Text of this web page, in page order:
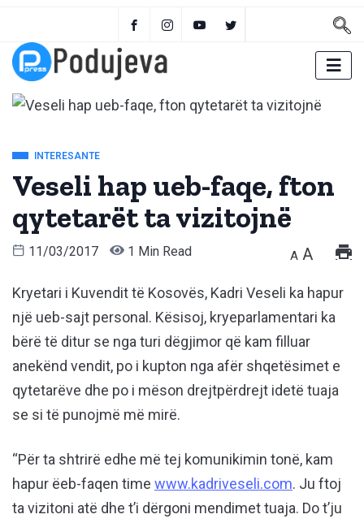
INTERESANTE
Veseli hap ueb-faqe, fton
qytetarët ta vizitojnë
11/03/2017 1 Min Read A A
Kryetari i Kuvendit të Kosovës, Kadri Veseli ka hapur
një ueb-sajt personal. Kësisoj, kryeparlamentari ka
bërë të ditur se nga turi dëgjimor që kam filluar
anekënd vendit, po i kupton nga afër shqetësimet e
qytetarëve dhe po i mëson drejtpërdrejt idetë tuaja
se si të punojmë më mirë.
“Për ta shtrirë edhe më tej komunikimin tonë, kam
hapur ëeb-faqen time www.kadriveseli.com. Ju ftoj
ta vizitoni atë dhe t’i dërgoni mendimet tuaja. Do t’ju